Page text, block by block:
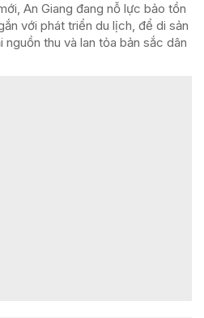
An Giang đang nỗ lực bảo tồn
với phát triển du lịch, để di sản
nguồn thu và lan tỏa bản sắc dân